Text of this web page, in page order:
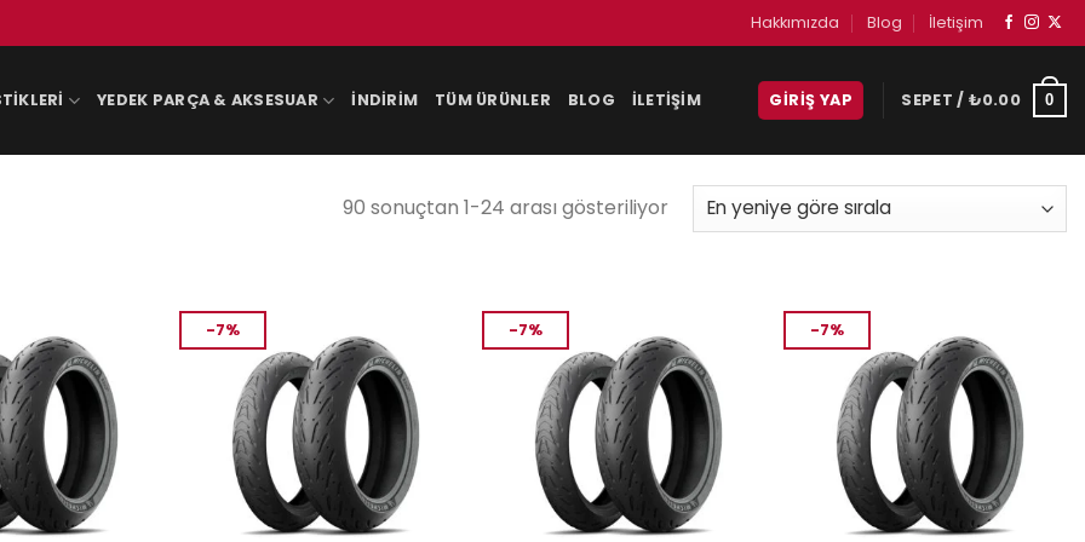
Hakkımızda Blog İletişim
YEDEK PARÇA & AKSESUAR İNDIRIM TÜM ÜRÜNLER BLOG İLETIŞIM GIRIŞ YAP SEPET / ₺0.00 0
90 sonuçtan 1-24 arası gösteriliyor
-7% -7% -7%